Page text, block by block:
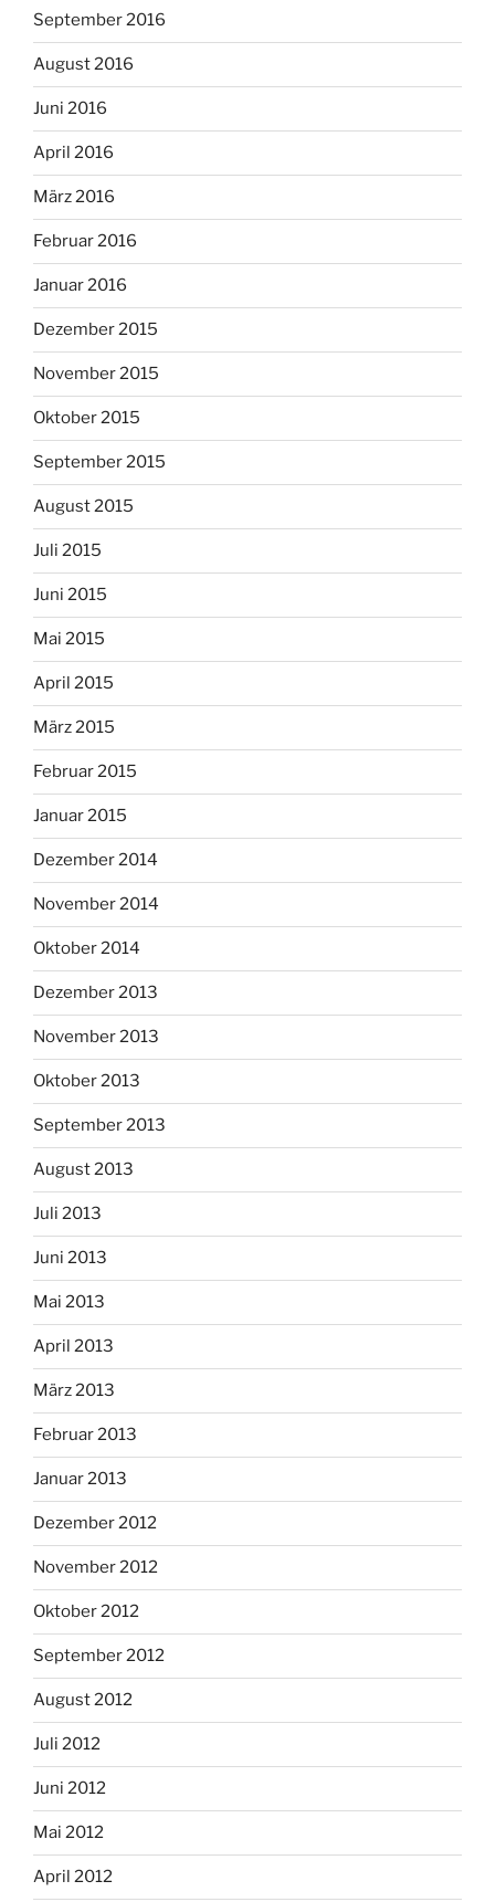
September 2016
August 2016
Juni 2016
April 2016
März 2016
Februar 2016
Januar 2016
Dezember 2015
November 2015
Oktober 2015
September 2015
August 2015
Juli 2015
Juni 2015
Mai 2015
April 2015
März 2015
Februar 2015
Januar 2015
Dezember 2014
November 2014
Oktober 2014
Dezember 2013
November 2013
Oktober 2013
September 2013
August 2013
Juli 2013
Juni 2013
Mai 2013
April 2013
März 2013
Februar 2013
Januar 2013
Dezember 2012
November 2012
Oktober 2012
September 2012
August 2012
Juli 2012
Juni 2012
Mai 2012
April 2012